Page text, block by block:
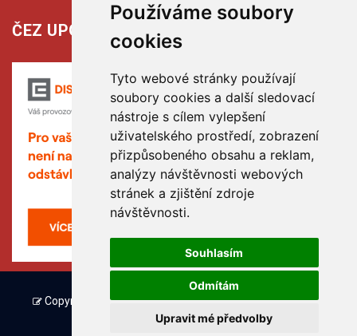
Používáme soubory
cookies
Tyto webové stránky používají
soubory cookies a další sledovací
nástroje s cílem vylepšení
uživatelského prostředí, zobrazení
přizpůsobeného obsahu a reklam,
analýzy návštěvnosti webových
stránek a zjištění zdroje
návštěvnosti.
Souhlasím
Odmítám
Upravit mé předvolby
ČEZ UPOZORŇUJE:
Copyright © www.hribiny-ledska.cz, created by TH SOFT
(hribiny-ledska.cz).